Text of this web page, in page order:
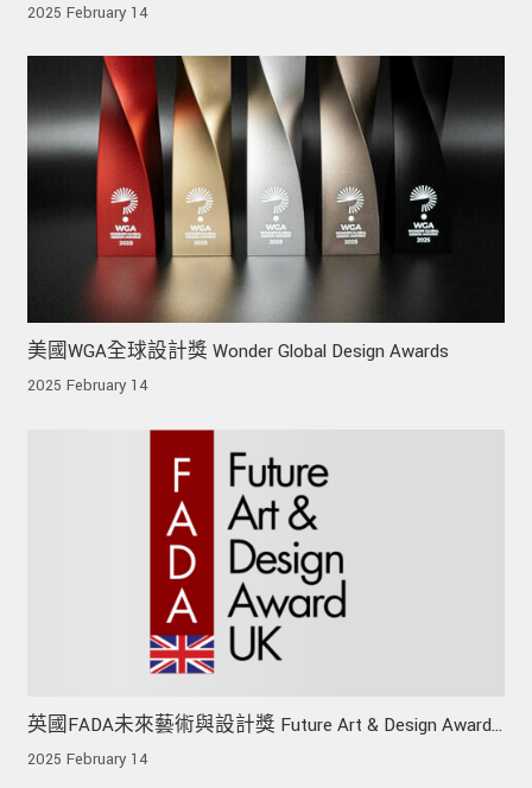
2025 February 14
美國WGA全球設計獎 Wonder Global Design Awards
2025 February 14
英國FADA未來藝術與設計獎 Future Art & Design Award
UK
2025 February 14